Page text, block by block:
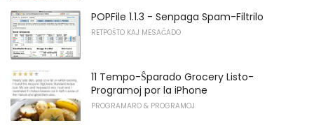
POPFile 1.1.3 - Senpaga Spam-Filtrilo
RETPOŜTO KAJ MESAĜADO
11 Tempo-Ŝparado Grocery Listo-
Programoj por la iPhone
PROGRAMARO & PROGRAMOJ